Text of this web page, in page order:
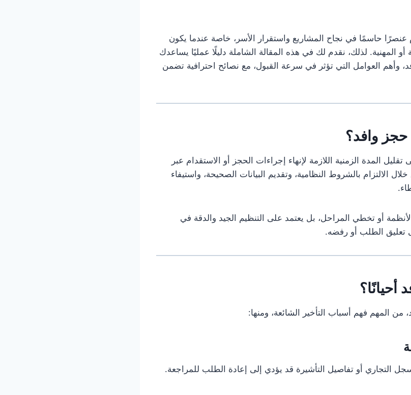
عنصرًا حاسمًا في نجاح المشاريع واستقرار الأسر، خاصة عندما يكون
أو المهنية. لذلك، نقدم لك في هذه المقالة الشاملة دليلًا عمليًا يساعدك
العوامل التي تؤثر في سرعة القبول، مع نصائح احترافية تضمن
حجز وافد؟
تقليل المدة الزمنية اللازمة لإنهاء إجراءات الحجز أو الاستقدام عبر
الالتزام بالشروط النظامية، وتقديم البيانات الصحيحة، واستيفاء
أو تخطي المراحل، بل يعتمد على التنظيم الجيد والدقة في
تعليق الطلب أو رفضه.
أحيانًا؟
المهم فهم أسباب التأخير الشائعة، ومنها:
التجاري أو تفاصيل التأشيرة قد يؤدي إلى إعادة الطلب للمراجعة.